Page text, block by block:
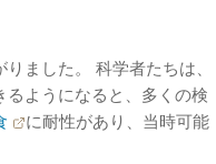
ました。 科学者たちは、
ようになると、多くの検
に耐性があり、当時可能